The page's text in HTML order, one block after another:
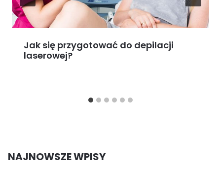
Jak się przygotować do depilacji
laserowej?
NAJNOWSZE WPISY